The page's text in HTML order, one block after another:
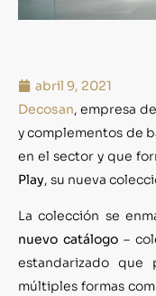
abril 9, 2021
Decosan, empresa
y complementos de
en el sector y que
Play, su nueva
La colección se
nuevo catálogo–
estandarizado que
múltiples formas